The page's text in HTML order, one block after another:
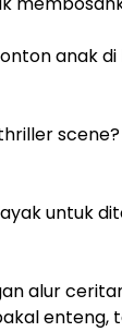
anak
scene?
untuk
alur